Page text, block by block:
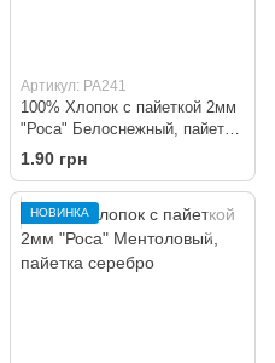
Артикул: PA241
100% Хлопок с пайеткой 2мм
"Роса" Белоснежный, пайетка
серебро
1.90 грн
НОВИНКА